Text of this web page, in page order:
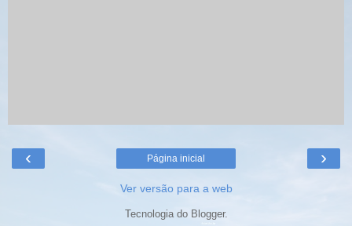
‹ ›
Página inicial
Ver versão para a web
Tecnologia do Blogger.